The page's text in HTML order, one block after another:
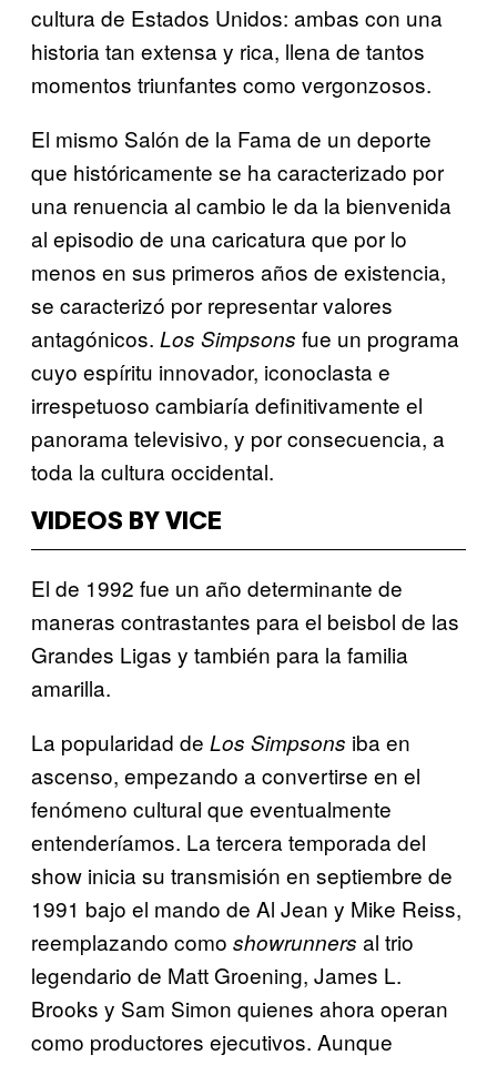
cultura de Estados Unidos: ambas con una
historia tan extensa y rica, llena de tantos
momentos triunfantes como vergonzosos.
El mismo Salón de la Fama de un deporte
que históricamente se ha caracterizado por
una renuencia al cambio le da la bienvenida
al episodio de una caricatura que por lo
menos en sus primeros años de existencia,
se caracterizó por representar valores
antagónicos. Los Simpsons fue un programa
cuyo espíritu innovador, iconoclasta e
irrespetuoso cambiaría definitivamente el
panorama televisivo, y por consecuencia, a
toda la cultura occidental.
VIDEOS BY VICE
El de 1992 fue un año determinante de
maneras contrastantes para el beisbol de las
Grandes Ligas y también para la familia
amarilla.
La popularidad de Los Simpsons iba en
ascenso, empezando a convertirse en el
fenómeno cultural que eventualmente
entenderíamos. La tercera temporada del
show inicia su transmisión en septiembre de
1991 bajo el mando de Al Jean y Mike Reiss,
reemplazando como showrunners al trio
legendario de Matt Groening, James L.
Brooks y Sam Simon quienes ahora operan
como productores ejecutivos. Aunque